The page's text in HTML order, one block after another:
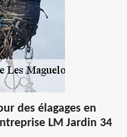
des élagages en
LM Jardin 34